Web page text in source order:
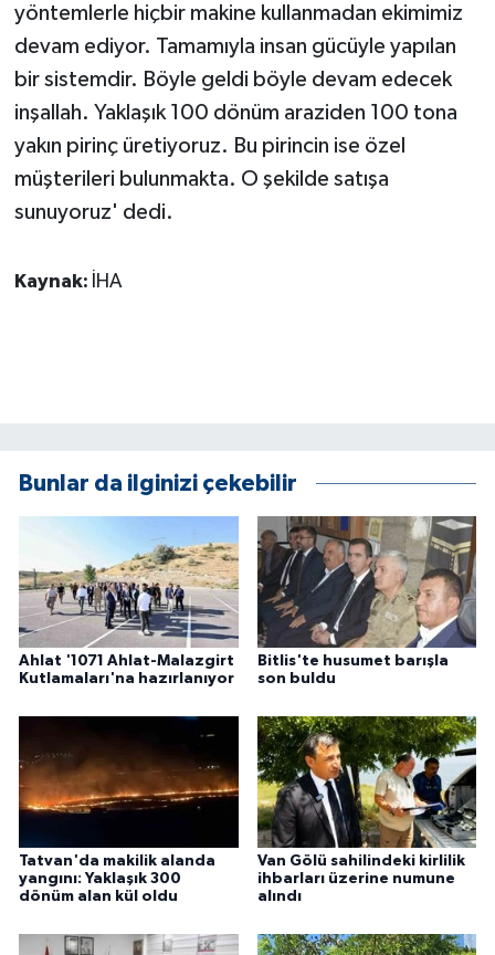
yöntemlerle hiçbir makine kullanmadan ekimimiz
devam ediyor. Tamamıyla insan gücüyle yapılan
bir sistemdir. Böyle geldi böyle devam edecek
inşallah. Yaklaşık 100 dönüm araziden 100 tona
yakın pirinç üretiyoruz. Bu pirincin ise özel
müşterileri bulunmakta. O şekilde satışa
sunuyoruz' dedi.
Kaynak: İHA
Bunlar da ilginizi çekebilir
Ahlat '1071 Ahlat-Malazgirt
Kutlamaları'na hazırlanıyor
Bitlis'te husumet barışla
son buldu
Tatvan'da makilik alanda
yangını: Yaklaşık 300
dönüm alan kül oldu
Van Gölü sahilindeki kirlilik
ihbarları üzerine numune
alındı